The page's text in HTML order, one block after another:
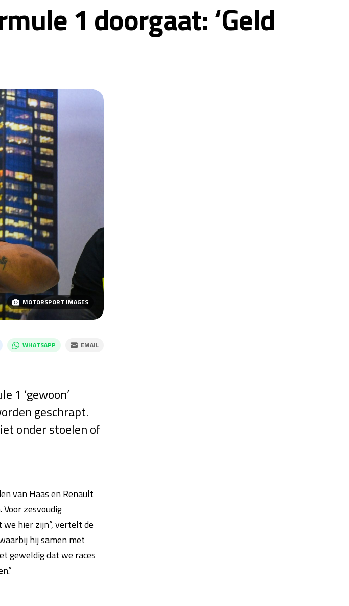
1 doorgaat: ‘Geld
MOTORSPORT IMAGES
WHATSAPP EMAIL
1 ‘gewoon’
geschrapt.
onder stoelen of
van Haas en Renault
zesvoudig
hier zijn”, vertelt de
hij samen met
geweldig dat we races